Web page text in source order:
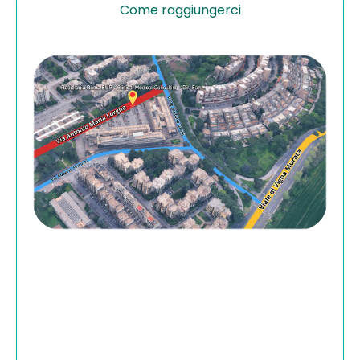
Come raggiungerci